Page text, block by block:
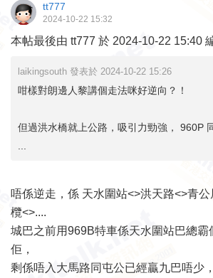
tt777
2024-10-22 15:32
本帖最後由 tt777 於 2024-10-22 15:40
laikingsouth 發表於 2024-10-22 15:26
咁樣對朗邊人黎講個走法咪好逆向？！
但過洪水橋就上公路，吸引力勁強， 960P
唔係逆走，係 天水圍站<>洪天路<>青
欖<>....
城巴之前用969B特車係天水圍站巴總霸
佢，
剩係唔入大馬路同屯公已經贏九巴唔少，